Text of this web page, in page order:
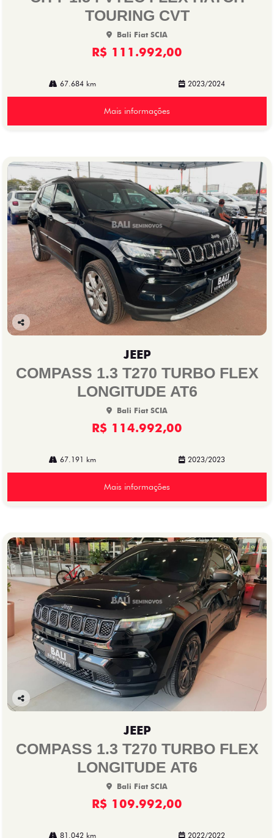
TOURING CVT
Bali Fiat SCIA
R$ 111.992,00
67.684 km 2023/2024
Mais informações
Co
lhe
JEEP
COMPASS 1.3 T270 TURBO FLEX
LONGITUDE AT6
Bali Fiat SCIA
R$ 114.992,00
67.191 km 2023/2023
Mais informações
Co
lhe
JEEP
COMPASS 1.3 T270 TURBO FLEX
LONGITUDE AT6
Bali Fiat SCIA
R$ 109.992,00
81.042 km 2022/2022